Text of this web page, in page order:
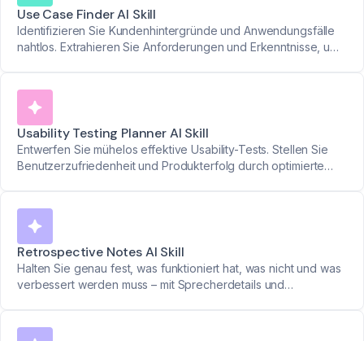
Use Case Finder AI Skill
Identifizieren Sie Kundenhintergründe und Anwendungsfälle
nahtlos. Extrahieren Sie Anforderungen und Erkenntnisse, um
Usability Testing Planner AI Skill
Entwerfen Sie mühelos effektive Usability-Tests. Stellen Sie
Benutzerzufriedenheit und Produkterfolg durch optimierte
Retrospective Notes AI Skill
Halten Sie genau fest, was funktioniert hat, was nicht und was
verbessert werden muss – mit Sprecherdetails und